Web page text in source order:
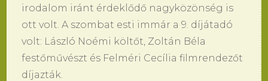
irodalom iránt érdeklődő nagyközönség is
ott volt. A szombat esti immár a 9. díjátadó
volt: László Noémi költőt, Zoltán Béla
festőművészt és Felméri Cecília filmrendezőt
díjazták.